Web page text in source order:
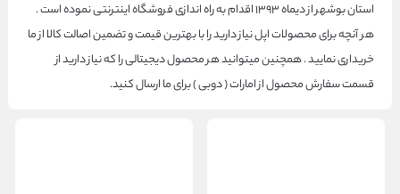
استان بوشهر از دیماه ۱۳۹۳ اقدام به راه اندازی فروشگاه اینترنتی نموده است .
هر آنچه برای محصولات اپل نیاز دارید را با بهترین قیمت و تضمین اصالت کالا از ما
خریداری نمایید . همچنین میتوانید هر محصول دیجیتالی را که نیاز دارید از
قسمت سفارش محصول از امارات ( دوبی ) برای ما ارسال کنید.